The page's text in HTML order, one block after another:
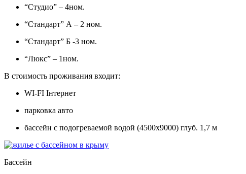
“Студио” – 4ном.
“Стандарт” А – 2 ном.
“Стандарт” Б -3 ном.
“Люкс” – 1ном.
В стоимость проживания входит:
WI-FI Інтернет
парковка авто
бассейн с подогреваемой водой (4500х9000) глуб. 1,7 м
Бассейн